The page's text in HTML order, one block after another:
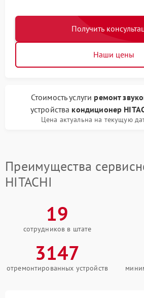
Получить
Наши цены
Стоимость услуги ремонт
устройства кондиционер
Цена актуальна на текущую
Преимущества
HITACHI
19
сотрудников в штате
3147
отремонтированных устройств